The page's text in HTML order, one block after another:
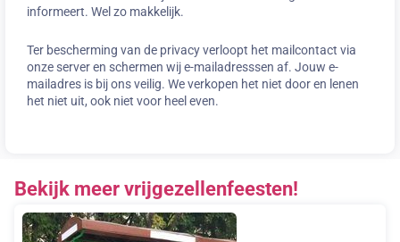
informeert. Wel zo makkelijk.
Ter bescherming van de privacy verloopt het mailcontact via
onze server en schermen wij e-mailadresssen af. Jouw e-
mailadres is bij ons veilig. We verkopen het niet door en lenen
het niet uit, ook niet voor heel even.
Bekijk meer vrijgezellenfeesten!